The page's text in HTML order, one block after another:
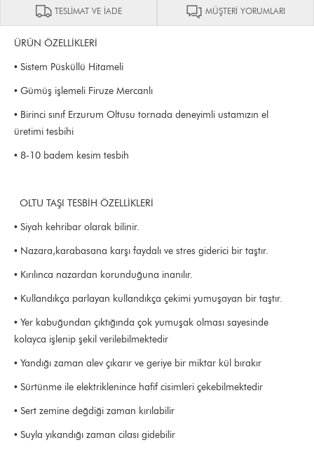
TESLİMAT VE İADE MÜŞTERİ YORUMLARI
ÜRÜN ÖZELLİKLERİ
• Sistem Püsküllü Hitameli
• Gümüş işlemeli Firuze Mercanlı
• Birinci sınıf Erzurum Oltusu tornada deneyimli ustamızın el
üretimi tesbihi
• 8-10 badem kesim tesbih
OLTU TAŞI TESBİH ÖZELLİKLERİ
• Siyah kehribar olarak bilinir.
• Nazara,karabasana karşı faydalı ve stres giderici bir taştır.
• Kırılınca nazardan korunduğuna inanılır.
• Kullandıkça parlayan kullandıkça çekimi yumuşayan bir taştır.
• Yer kabuğundan çıktığında çok yumuşak olması sayesinde
kolayca işlenip şekil verilebilmektedir
• Yandığı zaman alev çıkarır ve geriye bir miktar kül bırakır
• Sürtünme ile elektriklenince hafif cisimleri çekebilmektedir
• Sert zemine değdiği zaman kırılabilir
• Suyla yıkandığı zaman cilası gidebilir